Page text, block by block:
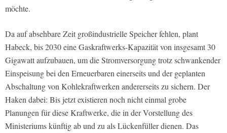
möchte.
Da auf absehbare Zeit großindustrielle Speicher fehlen, plant
Habeck, bis 2030 eine Gaskraftwerks-Kapazität von insgesamt 30
Gigawatt aufzubauen, um die Stromversorgung trotz schwankender
Einspeisung bei den Erneuerbaren einerseits und der geplanten
Abschaltung von Kohlekraftwerken andererseits zu sichern. Der
Haken dabei: Bis jetzt existieren noch nicht einmal grobe
Planungen für diese Kraftwerke, die in der Vorstellung des
Ministeriums künftig ab und zu als Lückenfüller dienen. Das